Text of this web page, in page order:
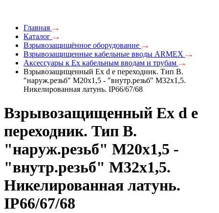
Главная
Каталог
Взрывозащищённое оборудование
Взрывозащищенные кабельные вводы ARMEX
Аксессуары к Ex кабельным вводам и трубам
Взрывозащищенный Ex d e переходник. Тип В.
"наруж.резьб" М20х1,5 - "внутр.резьб" M32х1,5.
Никелированная латунь. IP66/67/68
Взрывозащищенный Ex d e
переходник. Тип В.
"наруж.резьб" М20х1,5 -
"внутр.резьб" M32х1,5.
Никелированная латунь.
IP66/67/68